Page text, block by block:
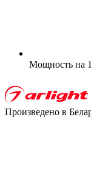
Мощность на
Произведено в